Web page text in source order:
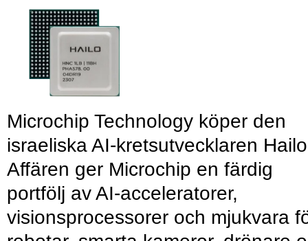
Microchip Technology köper den
israeliska AI-kretsutvecklaren
Affären ger Microchip en färdig
portfölj av AI-acceleratorer,
visionsprocessorer och mjukvara